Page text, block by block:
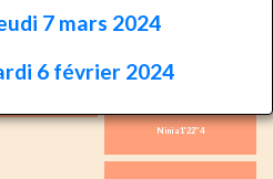
7 mars 2024
6 février 2024
Helicopter (US) 1'16''2
Feu Follet X 1'19''5
Ninia 1'22''4